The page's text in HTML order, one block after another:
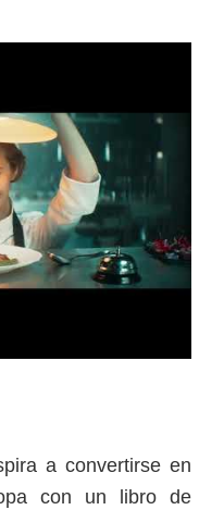
a convertirse en
con un libro de